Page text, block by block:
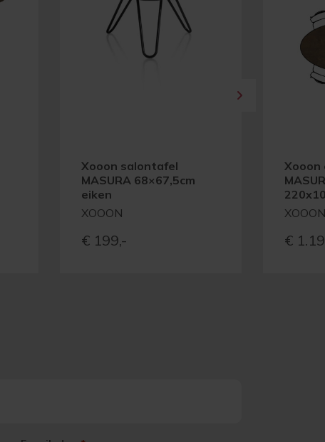
Xooon salontafel
MASURA 68×67,5cm
eiken
XOOON
€ 199,-
XOOON
€